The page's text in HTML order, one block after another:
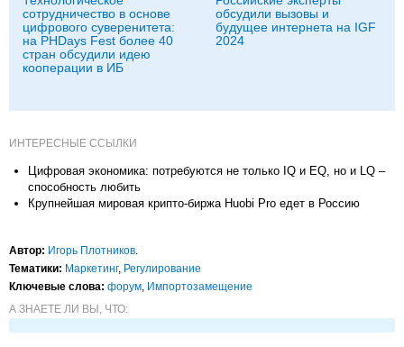
сотрудничество в основе
цифрового суверенитета:
на PHDays Fest более 40
стран обсудили идею
кооперации в ИБ
обсудили вызовы и
будущее интернета на IGF
2024
ИНТЕРЕСНЫЕ ССЫЛКИ
Цифровая экономика: потребуются не только IQ и EQ, но и LQ –
способность любить
Крупнейшая мировая крипто-биржа Huobi Pro едет в Россию
Автор: Игорь Плотников.
Тематики: Маркетинг, Регулирование
Ключевые слова: форум, Импорто­замещение
А ЗНАЕТЕ ЛИ ВЫ, ЧТО: